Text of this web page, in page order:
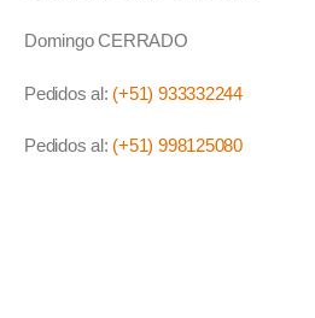
Domingo CERRADO
Pedidos al: (+51) 933332244
Pedidos al: (+51) 998125080